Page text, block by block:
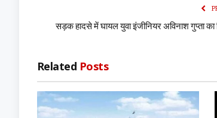
सड़क हादसे में घायल युवा इंजीनियर अविनाश गुप्ता
Related Posts